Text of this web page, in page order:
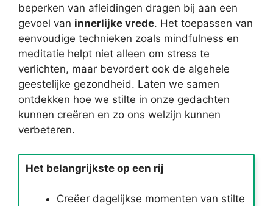
beperken van afleidingen dragen bij aan een
gevoel van innerlijke vrede. Het toepassen van
eenvoudige technieken zoals mindfulness en
meditatie helpt niet alleen om stress te
verlichten, maar bevordert ook de algehele
geestelijke gezondheid. Laten we samen
ontdekken hoe we stilte in onze gedachten
kunnen creëren en zo ons welzijn kunnen
verbeteren.
Het belangrijkste op een rij
Creëer dagelijkse momenten van stilte